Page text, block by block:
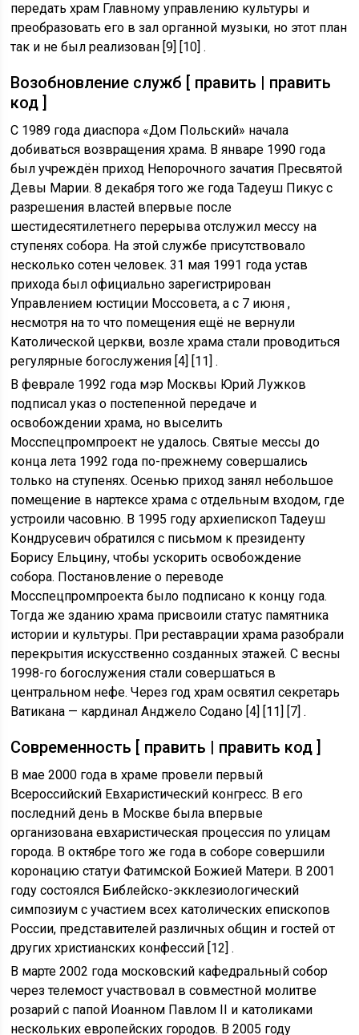
передать храм Главному управлению культуры и
преобразовать его в зал органной музыки, но этот план
так и не был реализован [9] [10] .
Возобновление служб [ править | править
код ]
С 1989 года диаспора «Дом Польский» начала
добиваться возвращения храма. В январе 1990 года
был учреждён приход Непорочного зачатия Пресвятой
Девы Марии. 8 декабря того же года Тадеуш Пикус с
разрешения властей впервые после
шестидесятилетнего перерыва отслужил мессу на
ступенях собора. На этой службе присутствовало
несколько сотен человек. 31 мая 1991 года устав
прихода был официально зарегистрирован
Управлением юстиции Моссовета, а с 7 июня ,
несмотря на то что помещения ещё не вернули
Католической церкви, возле храма стали проводиться
регулярные богослужения [4] [11] .
В феврале 1992 года мэр Москвы Юрий Лужков
подписал указ о постепенной передаче и
освобождении храма, но выселить
Мосспецпромпроект не удалось. Святые мессы до
конца лета 1992 года по-прежнему совершались
только на ступенях. Осенью приход занял небольшое
помещение в нартексе храма с отдельным входом, где
устроили часовню. В 1995 году архиепископ Тадеуш
Кондрусевич обратился с письмом к президенту
Борису Ельцину, чтобы ускорить освобождение
собора. Постановление о переводе
Мосспецпромпроекта было подписано к концу года.
Тогда же зданию храма присвоили статус памятника
истории и культуры. При реставрации храма разобрали
перекрытия искусственно созданных этажей. С весны
1998-го богослужения стали совершаться в
центральном нефе. Через год храм освятил секретарь
Ватикана — кардинал Анджело Содано [4] [11] [7] .
Современность [ править | править код ]
В мае 2000 года в храме провели первый
Всероссийский Евхаристический конгресс. В его
последний день в Москве была впервые
организована евхаристическая процессия по улицам
города. В октябре того же года в соборе совершили
коронацию статуи Фатимской Божией Матери. В 2001
году состоялся Библейско-экклезиологический
симпозиум с участием всех католических епископов
России, представителей различных общин и гостей от
других христианских конфессий [12] .
В марте 2002 года московский кафедральный собор
через телемост участвовал в совместной молитве
розарий с папой Иоанном Павлом II и католиками
нескольких европейских городов. В 2005 году